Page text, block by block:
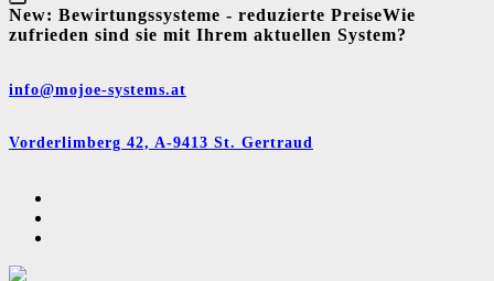
New: Bewirtungssysteme - reduzierte PreiseWie
zufrieden sind sie mit Ihrem aktuellen System?
info@mojoe-systems.at
Vorderlimberg 42, A-9413 St. Gertraud